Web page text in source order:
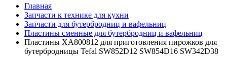
Главная
Запчасти к технике для кухни
Запчасти для бутербродниц и вафельниц
Пластины сменные для бутербродниц и вафельниц
Пластины XA800812 для приготовления пирожков для
бутербродницы Tefal SW852D12 SW854D16 SW342D38